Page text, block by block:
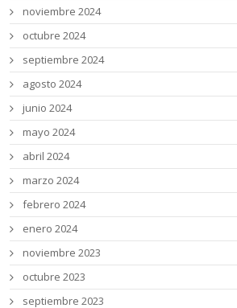
noviembre 2024
octubre 2024
septiembre 2024
agosto 2024
junio 2024
mayo 2024
abril 2024
marzo 2024
febrero 2024
enero 2024
noviembre 2023
octubre 2023
septiembre 2023